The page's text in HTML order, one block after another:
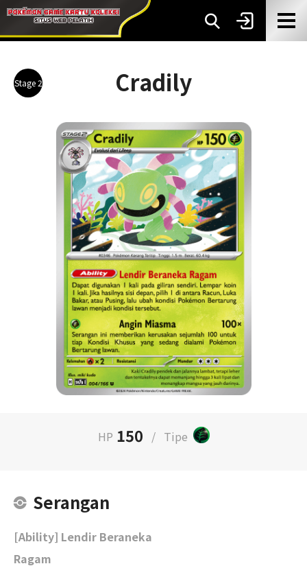
Stage 2 Cradily
HP 150 / Tipe
Serangan
[Ability] Lendir Beraneka
Ragam